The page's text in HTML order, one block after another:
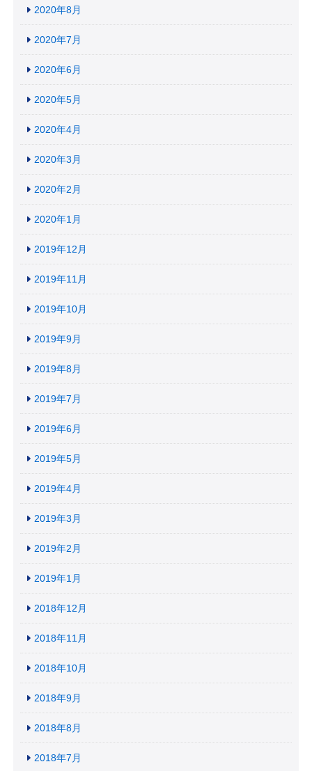
2020年8月
2020年7月
2020年6月
2020年5月
2020年4月
2020年3月
2020年2月
2020年1月
2019年12月
2019年11月
2019年10月
2019年9月
2019年8月
2019年7月
2019年6月
2019年5月
2019年4月
2019年3月
2019年2月
2019年1月
2018年12月
2018年11月
2018年10月
2018年9月
2018年8月
2018年7月